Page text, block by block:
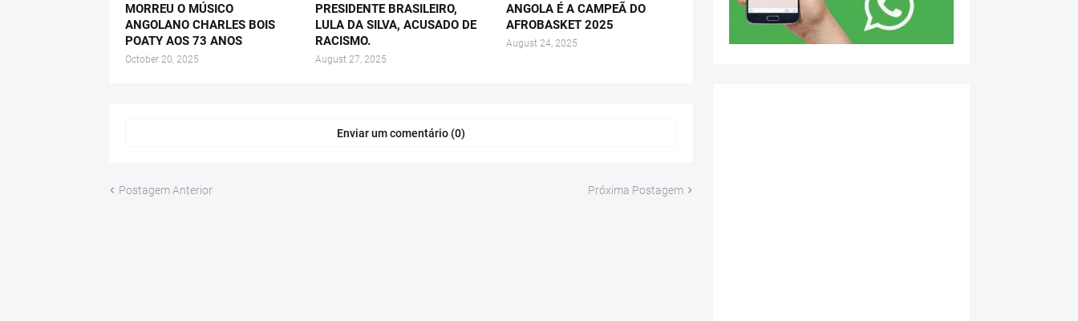
MORREU O MÚSICO
ANGOLANO CHARLES BOIS
POATY AOS 73 ANOS
October 20, 2025
PRESIDENTE BRASILEIRO,
LULA DA SILVA, ACUSADO DE
RACISMO.
August 27, 2025
ANGOLA É A CAMPEÃ DO
AFROBASKET 2025
August 24, 2025
Enviar um comentário (0)
Postagem Anterior Próxima Postagem